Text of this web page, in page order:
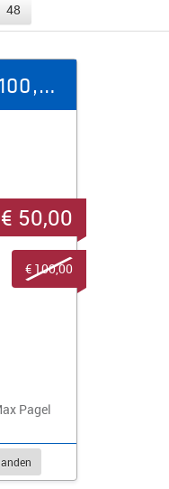
48
Gutschein im Wert von 100,- € für Reiterferien
Pagel
€ 50,00
€ 100,00